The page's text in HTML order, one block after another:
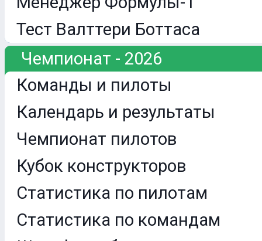
Тест Валттери Боттаса
Чемпионат - 2026
Команды и пилоты
Календарь и результаты
Чемпионат пилотов
Кубок конструкторов
Статистика по пилотам
Статистика по командам